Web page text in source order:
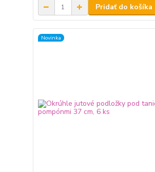
Pridať do košíka
Novinka